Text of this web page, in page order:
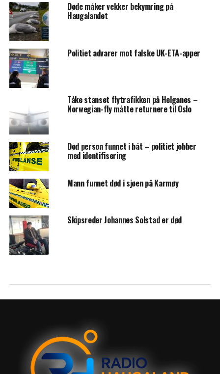
Døde måker vekker bekymring på
Haugalandet
Politiet advarer mot falske UK-ETA-apper
Tåke stanset flytrafikken på Helganes –
Norwegian-fly måtte returnere til Oslo
Død person funnet i båt – politiet jobber
med identifisering
Mann funnet død i sjøen på Karmøy
Skipsreder Johannes Solstad er død